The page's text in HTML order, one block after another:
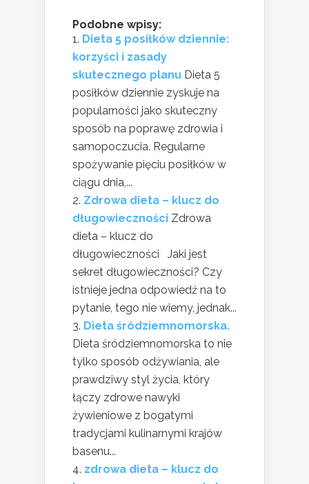
Podobne wpisy:
Dieta 5 posiłków dziennie:
korzyści i zasady
skutecznego planu Dieta 5
posiłków dziennie zyskuje na
popularności jako skuteczny
sposób na poprawę zdrowia i
samopoczucia. Regularne
spożywanie pięciu posiłków w
ciągu dnia,...
Zdrowa dieta – klucz do
długowieczności Zdrowa
dieta – klucz do
długowieczności Jaki jest
sekret długowieczności? Czy
istnieje jedna odpowiedź na to
pytanie, tego nie wiemy, jednak...
Dieta śródziemnomorska.
Dieta śródziemnomorska to nie
tylko sposób odżywiania, ale
prawdziwy styl życia, który
łączy zdrowe nawyki
żywieniowe z bogatymi
tradycjami kulinarnymi krajów
basenu...
zdrowa dieta – klucz do